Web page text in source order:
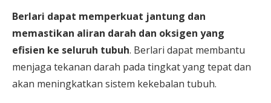
Berlari dapat memperkuat jantung dan
memastikan aliran darah dan oksigen yang
efisien ke seluruh tubuh. Berlari dapat membantu
menjaga tekanan darah pada tingkat yang tepat dan
akan meningkatkan sistem kekebalan tubuh.